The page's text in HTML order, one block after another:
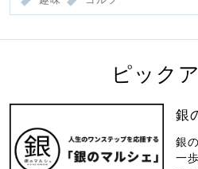
ピック
銀
銀
一